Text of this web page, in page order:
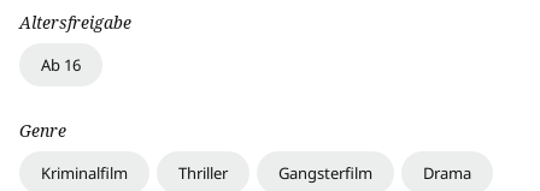
Altersfreigabe
Ab 16
Genre
Kriminalfilm Thriller Gangsterfilm Drama